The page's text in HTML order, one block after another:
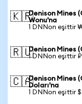
🇰🇷Denison Mines
Wonu'na
1 DNNon eşittir
🇷🇺Denison Mines
1 DNNon eşittir
🇨🇦Denison Mines
Doları'na
1 DNNon eşittir